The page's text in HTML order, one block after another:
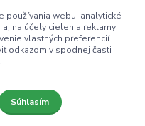
používania webu, analytické
na účely cielenia reklamy
vlastných preferencií
odkazom v spodnej časti
Súhlasím